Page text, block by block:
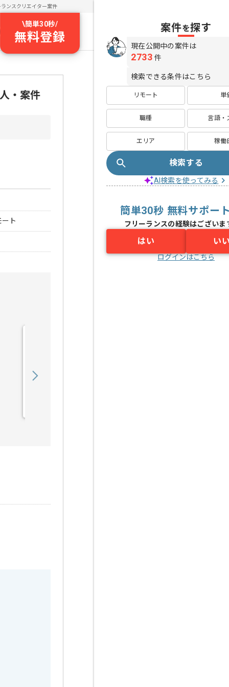
ランスクリエイター案件
\簡単30秒/
無料登録
・案件
ト
案件を探す
現在公開中の案件は
2733 件
検索できる条件はこちら
リモート 単
職種 言語・
エリア 稼働
検索する
AI検索を使ってみる
簡単30秒 無料サポー
フリーランスの経験はございま
はい い
ログインはこちら